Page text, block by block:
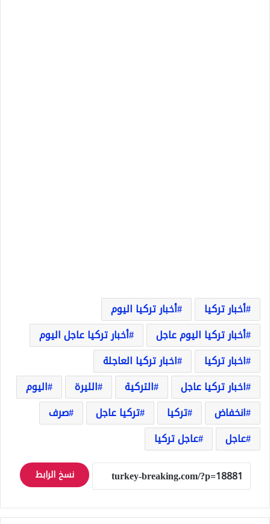
أخبار تركيا
أخبار تركيا اليوم
أخبار تركيا اليوم عاجل
أخبار تركيا عاجل اليوم
اخبار تركيا
اخبار تركيا العاجلة
اخبار تركيا عاجل
التركية الليرة
اليوم
انخفاض
تركيا تركيا عاجل
صرف
عاجل
عاجل تركيا
نسخ الرابط